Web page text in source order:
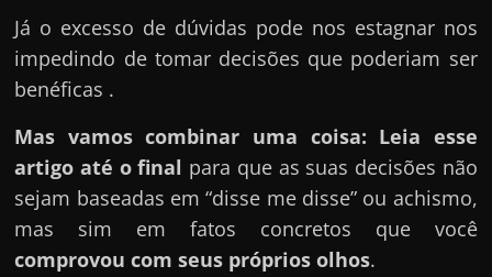
o
m
o
a
n
h
a
r
Já o excesso de dúvidas pode nos estagnar nos
impedindo de tomar decisões que poderiam ser
benéficas .
Mas vamos combinar uma coisa: Leia esse
artigo até o final para que as suas decisões não
sejam baseadas em “disse me disse” ou achismo,
mas sim em fatos concretos que você
comprovou com seus próprios olhos.